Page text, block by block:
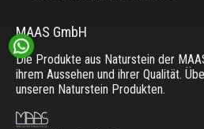
MAAS GmbH
Die Produkte aus Naturstein der
ihrem Aussehen und ihrer Qualität.
unseren Naturstein Produkten.